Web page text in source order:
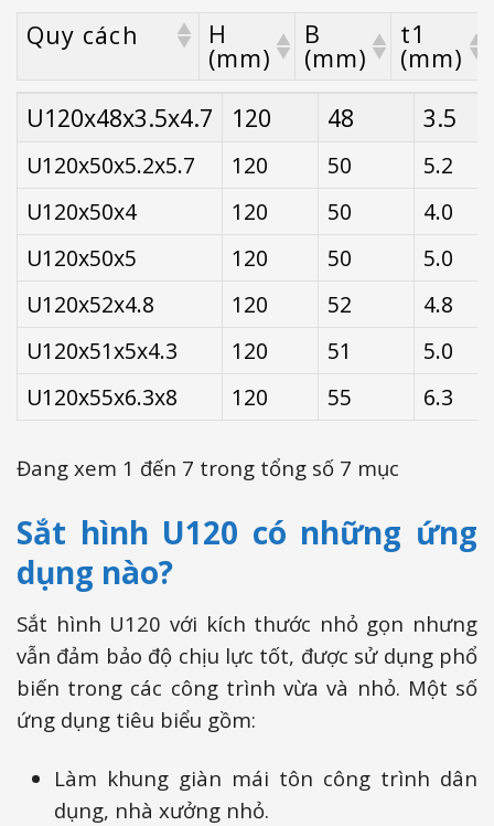
Quy cách H
(mm)
B
(mm)
t1
(mm)
Quy cách
H
(mm)
B
(mm)
t1
(mm)
U120x48x3.5x4.7 120 48 3.5
U120x50x5.2x5.7 120 50
5.2
U120x50x4
120 50
4.0
U120x50x5
120 50
5.0
U120x52x4.8
120 52
4.8
U120x51x5x4.3
120 51
5.0
U120x55x6.3x8
120 55 6.3
Đang xem 1 đến 7 trong tổng số 7 mục
Sắt hình U120 có những ứng
dụng nào?
Sắt hình U120 với kích thước nhỏ gọn nhưng
vẫn đảm bảo độ chịu lực tốt, được sử dụng phổ
biến trong các công trình vừa và nhỏ. Một số
ứng dụng tiêu biểu gồm:
Làm khung giàn mái tôn công trình dân
dụng, nhà xưởng nhỏ.